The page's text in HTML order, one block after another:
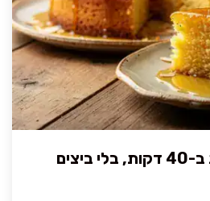
עוגת סולת ממכרת ב-40 דקות, בלי ביצים